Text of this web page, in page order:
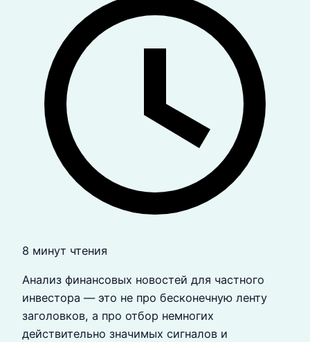
8 минут чтения
Анализ финансовых новостей для частного
инвестора — это не про бесконечную ленту
заголовков, а про отбор немногих
действительно значимых сигналов и